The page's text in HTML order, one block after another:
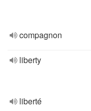
compagnon
liberty
liberté